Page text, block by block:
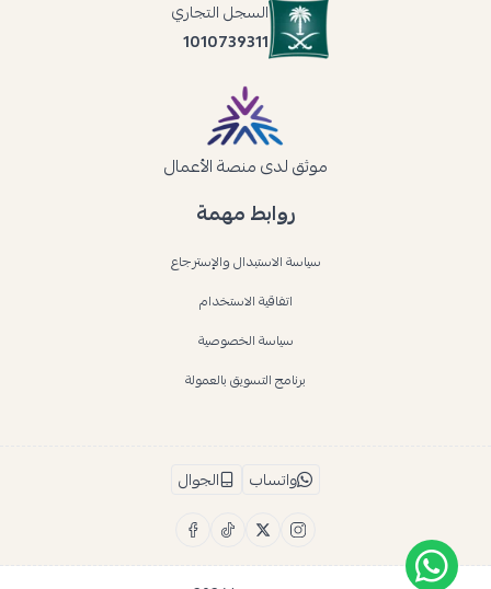
روابط مهمة
سياسة الاستبدال والإسترجاع
اتفاقية الاستخدام
سياسة الخصوصية
برنامج التسويق بالعمولة
السجل التجاري
1010739311
موثق لدى منصة الأعمال
واتساب الجوال